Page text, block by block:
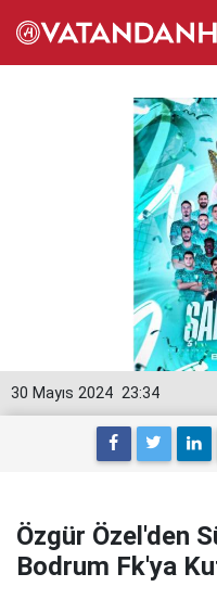
23:34
30 Mayıs 2024
Özgür Özel'den
Bodrum Fk'ya